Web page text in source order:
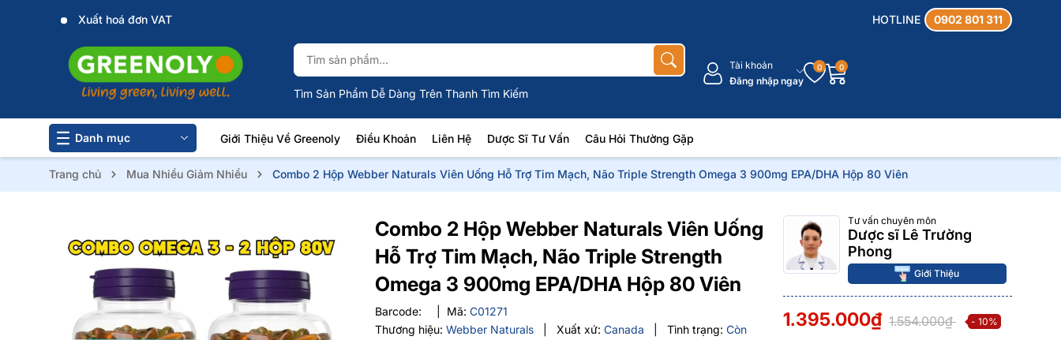
Xuất hoá đơn VAT HOTLINE 0902 801 311
Tìm Sản Phẩm Dễ Dàng Trên Thanh Tìm Kiếm
Tài khoản
Đăng nhập ngay
0 0
Danh mục Giới Thiệu Về Greenoly Điều Khoản Liên Hệ Dược Sĩ Tư Vấn Câu Hỏi Thường Gặp
Trang chủ Mua Nhiều Giảm Nhiều Combo 2 Hộp Webber Naturals Viên Uống Hỗ Trợ Tim Mạch, Não Triple Strength Omega 3 900mg EPA/DHA Hộp 80 Viên
Combo 2 Hộp Webber Naturals Viên Uống
Hỗ Trợ Tim Mạch, Não Triple Strength
Omega 3 900mg EPA/DHA Hộp 80 Viên
Barcode: Mã:C01271
Thương hiệu: Webber Naturals Xuất xứ: Canada Tình trạng: Còn
Tư vấn chuyên môn
Dược sĩ Lê Trường
Phong
Giới Thiệu
1.395.000₫ 1.554.000₫ - 10%